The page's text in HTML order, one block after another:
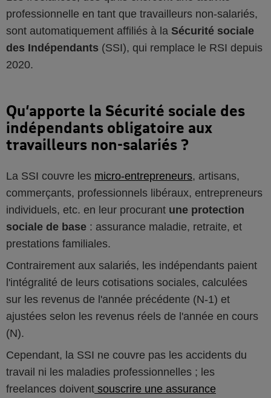
professionnelle en tant que travailleurs non-salariés,
sont automatiquement affiliés à la Sécurité sociale
des Indépendants (SSI), qui remplace le RSI depuis
2020.
Qu’apporte la Sécurité sociale des
indépendants obligatoire aux
travailleurs non-salariés ?
La SSI couvre les micro-entrepreneurs, artisans,
commerçants, professionnels libéraux, entrepreneurs
individuels, etc. en leur procurant une protection
sociale de base : assurance maladie, retraite, et
prestations familiales.
Contrairement aux salariés, les indépendants paient
l'intégralité de leurs cotisations sociales, calculées
sur les revenus de l'année précédente (N-1) et
ajustées selon les revenus réels de l'année en cours
(N).
Cependant, la SSI ne couvre pas les accidents du
travail ni les maladies professionnelles ; les
freelances doivent souscrire une assurance